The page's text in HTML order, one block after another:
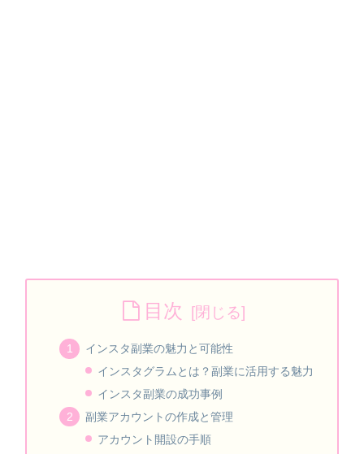
目次
インスタ副業の魅力と可能性
インスタグラムとは？副業に活用する魅力
インスタ副業の成功事例
副業アカウントの作成と管理
アカウント開設の手順